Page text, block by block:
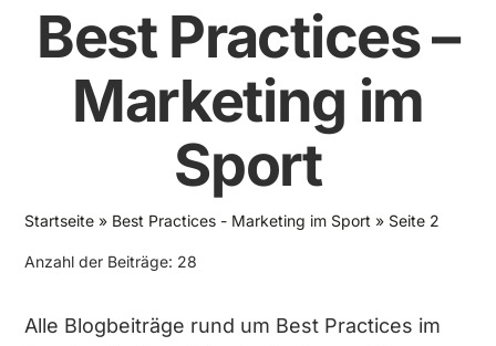
Über mich
Best Practices –
Marketing im
Sport
Startseite » Best Practices - Marketing im Sport » Seite 2
Anzahl der Beiträge: 28
Alle Blogbeiträge rund um Best Practices im